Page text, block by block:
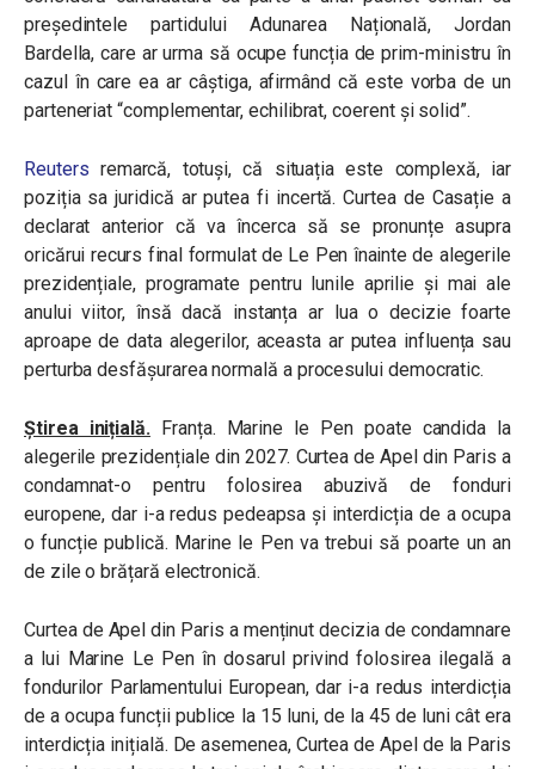
președintele partidului Adunarea Națională, Jordan
Bardella, care ar urma să ocupe funcția de prim-ministru în
cazul în care ea ar câștiga, afirmând că este vorba de un
parteneriat “complementar, echilibrat, coerent și solid”.
Reuters remarcă, totuși, că situația este complexă, iar
poziția sa juridică ar putea fi incertă. Curtea de Casație a
declarat anterior că va încerca să se pronunțe asupra
oricărui recurs final formulat de Le Pen înainte de alegerile
prezidențiale, programate pentru lunile aprilie și mai ale
anului viitor, însă dacă instanța ar lua o decizie foarte
aproape de data alegerilor, aceasta ar putea influența sau
perturba desfășurarea normală a procesului democratic.
Știrea inițială. Franța. Marine le Pen poate candida la
alegerile prezidențiale din 2027. Curtea de Apel din Paris a
condamnat-o pentru folosirea abuzivă de fonduri
europene, dar i-a redus pedeapsa și interdicția de a ocupa
o funcție publică. Marine le Pen va trebui să poarte un an
de zile o brățară electronică.
Curtea de Apel din Paris a menținut decizia de condamnare
a lui Marine Le Pen în dosarul privind folosirea ilegală a
fondurilor Parlamentului European, dar i-a redus interdicția
de a ocupa funcții publice la 15 luni, de la 45 de luni cât era
interdicția inițială. De asemenea, Curtea de Apel de la Paris